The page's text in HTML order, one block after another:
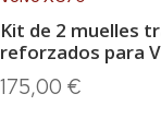
Kit de 2 muelles
reforzados para
175,00 €